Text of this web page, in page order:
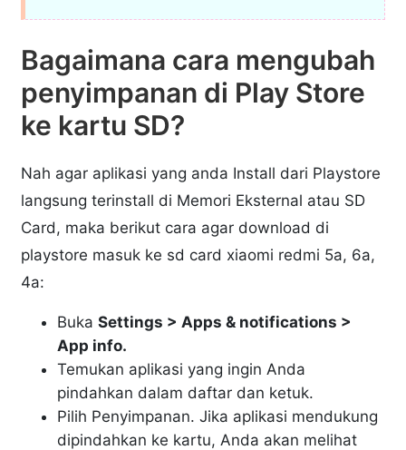
Bagaimana cara mengubah
penyimpanan di Play Store
ke kartu SD?
Nah agar aplikasi yang anda Install dari Playstore
langsung terinstall di Memori Eksternal atau SD
Card, maka berikut cara agar download di
playstore masuk ke sd card xiaomi redmi 5a, 6a,
4a:
BukaSettings > Apps & notifications >
App info.
Temukan aplikasi yang ingin Anda
pindahkan dalam daftar dan ketuk.
Pilih Penyimpanan. Jika aplikasi mendukung
dipindahkan ke kartu, Anda akan melihat